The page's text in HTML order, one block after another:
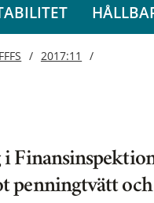
2017:11
penningtvätt